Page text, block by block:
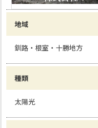
地域
釧路・根室・十勝地方
種類
太陽光